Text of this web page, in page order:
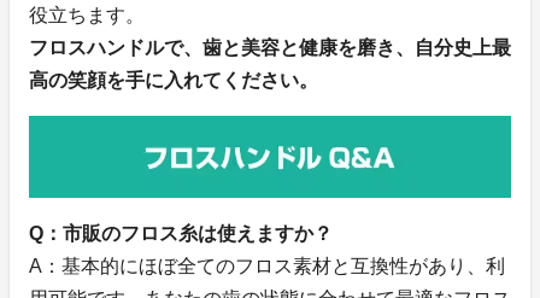
役立ちます。
フロスハンドルで、歯と美容と健康を磨き、自分史上最
高の笑顔を手に入れてください。
Q：市販のフロス糸は使えますか？
A：基本的にほぼ全てのフロス素材と互換性があり、利